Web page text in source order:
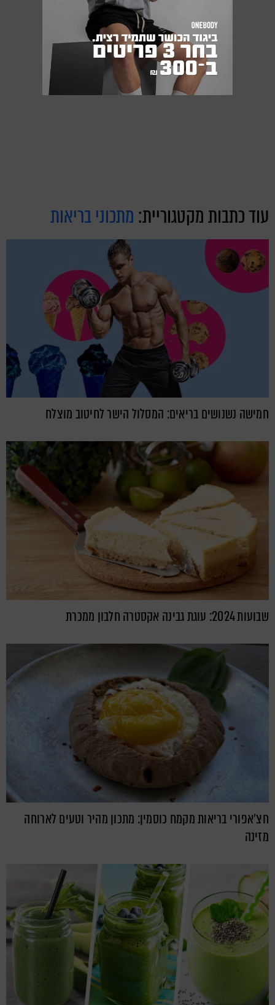
עוד כתבות מקטגוריית: מתכוני בריאות
חמישה נשנושים בריאים: המסלול הישר לחיטוב מוצלח
שבועות 2024: עוגת גבינה אקסטרה חלבון ממכרת
חצ'אפורי בריאות מקמח כוסמין: מתכון מהיר וטעים לארוחה
מזינה